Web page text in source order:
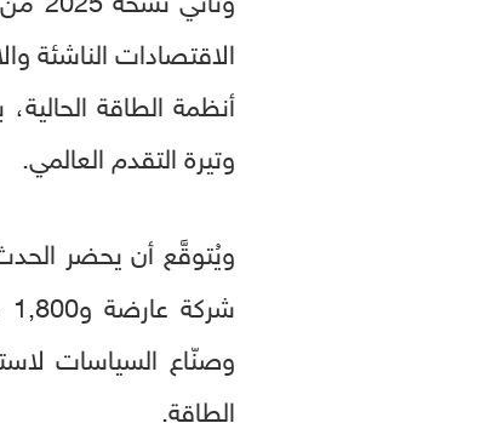
الاقتصادات الناشئة
أنظمة الطاقة
وتيرة التقدم العالمي.
ويُتوقَّع أن يحضر
وصنّاع السياسات
الطاقة.